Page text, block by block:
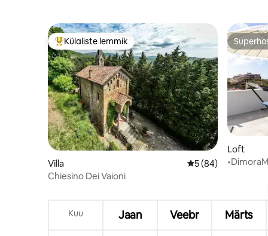
Külaliste suur lemmik
Külaliste lemmik
Villa Keskmine hinnang
5 (84)
Chiesino Dei Vaioni
Loft
Kuu Jaan Veebr Märts